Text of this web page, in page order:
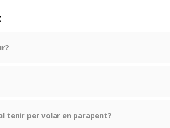
tenir per volar en parapent?